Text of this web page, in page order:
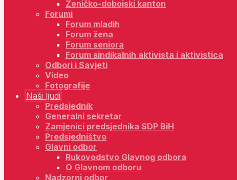
Zeničko-dobojski kanton
Forumi
Forum mladih
Forum žena
Forum seniora
Forum sindikalnih aktivista i aktivistica
Odbori i Savjeti
Video
Fotografije
Naši ljudi
Predsjednik
Generalni sekretar
Zamjenici predsjednika SDP BiH
Predsjedništvo
Glavni odbor
Rukovodstvo Glavnog odbora
O Glavnom odboru
Nadzorni odbor